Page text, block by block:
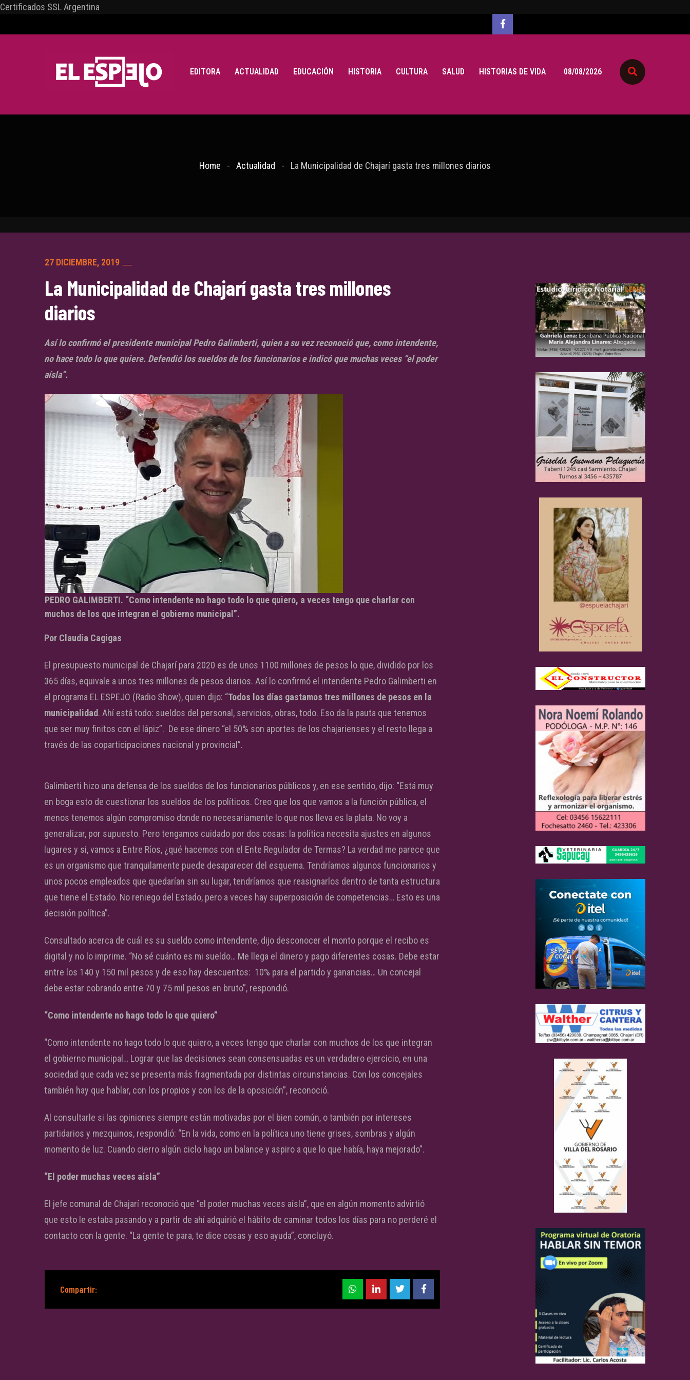
Certificados SSL Argentina
EDITORA ACTUALIDAD EDUCACIÓN HISTORIA CULTURA SALUD HISTORIAS DE VIDA 08/08/2026
Home Actualidad La Municipalidad de Chajarí gasta tres millones diarios
27 DICIEMBRE, 2019
La Municipalidad de Chajarí gasta tres millones
diarios
Así lo confirmó el presidente municipal Pedro Galimberti, quien a su vez reconoció que, como intendente,
no hace todo lo que quiere. Defendió los sueldos de los funcionarios e indicó que muchas veces “el poder
aísla”.
PEDRO GALIMBERTI. “Como intendente no hago todo lo que quiero, a veces tengo que charlar con
muchos de los que integran el gobierno municipal”.
Por Claudia Cagigas
El presupuesto municipal de Chajarí para 2020 es de unos 1100 millones de pesos lo que, dividido por los
365 días, equivale a unos tres millones de pesos diarios. Así lo confirmó el intendente Pedro Galimberti en
el programa EL ESPEJO (Radio Show), quien dijo: “Todos los días gastamos tres millones de pesos en la
municipalidad. Ahí está todo: sueldos del personal, servicios, obras, todo. Eso da la pauta que tenemos
que ser muy finitos con el lápiz”. De ese dinero “el 50% son aportes de los chajarienses y el resto llega a
través de las coparticipaciones nacional y provincial”.
Galimberti hizo una defensa de los sueldos de los funcionarios públicos y, en ese sentido, dijo: “Está muy
en boga esto de cuestionar los sueldos de los políticos. Creo que los que vamos a la función pública, el
menos tenemos algún compromiso donde no necesariamente lo que nos lleva es la plata. No voy a
generalizar, por supuesto. Pero tengamos cuidado por dos cosas: la política necesita ajustes en algunos
lugares y si, vamos a Entre Ríos, ¿qué hacemos con el Ente Regulador de Termas? La verdad me parece que
es un organismo que tranquilamente puede desaparecer del esquema. Tendríamos algunos funcionarios y
unos pocos empleados que quedarían sin su lugar, tendríamos que reasignarlos dentro de tanta estructura
que tiene el Estado. No reniego del Estado, pero a veces hay superposición de competencias… Esto es una
decisión política”.
Consultado acerca de cuál es su sueldo como intendente, dijo desconocer el monto porque el recibo es
digital y no lo imprime. “No sé cuánto es mi sueldo… Me llega el dinero y pago diferentes cosas. Debe estar
entre los 140 y 150 mil pesos y de eso hay descuentos: 10% para el partido y ganancias… Un concejal
debe estar cobrando entre 70 y 75 mil pesos en bruto”, respondió.
“Como intendente no hago todo lo que quiero”
“Como intendente no hago todo lo que quiero, a veces tengo que charlar con muchos de los que integran
el gobierno municipal… Lograr que las decisiones sean consensuadas es un verdadero ejercicio, en una
sociedad que cada vez se presenta más fragmentada por distintas circunstancias. Con los concejales
también hay que hablar, con los propios y con los de la oposición”, reconoció.
Al consultarle si las opiniones siempre están motivadas por el bien común, o también por intereses
partidarios y mezquinos, respondió: “En la vida, como en la política uno tiene grises, sombras y algún
momento de luz. Cuando cierro algún ciclo hago un balance y aspiro a que lo que había, haya mejorado”.
“El poder muchas veces aísla”
El jefe comunal de Chajarí reconoció que “el poder muchas veces aísla”, que en algún momento advirtió
que esto le estaba pasando y a partir de ahí adquirió el hábito de caminar todos los días para no perderé el
contacto con la gente. “La gente te para, te dice cosas y eso ayuda”, concluyó.
Compartir: